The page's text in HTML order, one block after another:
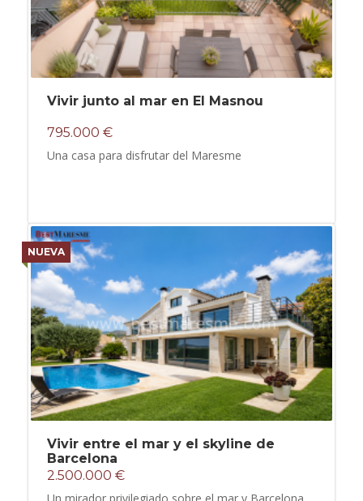
Vivir junto al mar en El Masnou
795.000 €
Una casa para disfrutar del Maresme
NUEVA
Vivir entre el mar y el skyline de
Barcelona
2.500.000 €